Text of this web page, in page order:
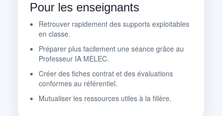
Pour les enseignants
Retrouver rapidement des supports exploitables
en classe.
Préparer plus facilement une séance grâce au
Professeur IA MELEC.
Créer des fiches contrat et des évaluations
conformes au référentiel.
Mutualiser les ressources utiles à la filière.